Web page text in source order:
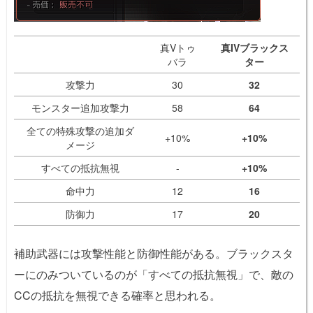
真Vトゥ
バラ
真IVブラックス
ター
攻撃力
30
32
モンスター追加攻撃力
58
64
全ての特殊攻撃の追加ダ
メージ
+10% +10%
すべての抵抗無視 -
+10%
命中力
12
16
防御力
17 20
補助武器には攻撃性能と防御性能がある。ブラックスタ
ーにのみついているのが「すべての抵抗無視」で、敵の
CCの抵抗を無視できる確率と思われる。